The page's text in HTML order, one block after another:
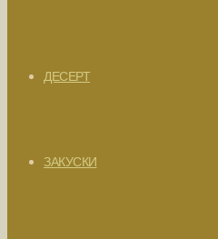
ДЕСЕРТ
ЗАКУСКИ